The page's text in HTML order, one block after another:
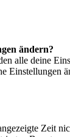
ändern?
alle deine
Einstellungen
Zeit